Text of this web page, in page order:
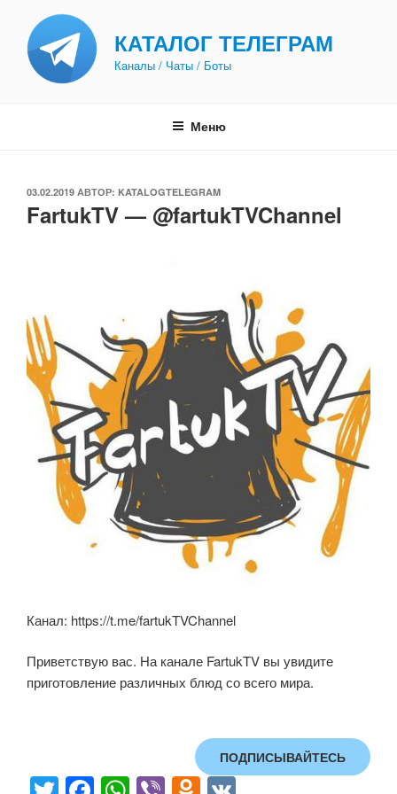
содержимому
КАТАЛОГ ТЕЛЕГРАМ
Каналы / Чаты / Боты
Меню
ОПУБЛИКОВАНО
03.02.2019 АВТОР: KATALOGTELEGRAM
FartukTV — @fartukTVChannel
Канал: https://t.me/fartukTVChannel
Приветствую вас. На канале FartukTV вы увидите
приготовление различных блюд со всего мира.
ПОДПИСЫВАЙТЕСЬ